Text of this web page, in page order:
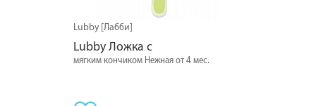
Lubby [Лабби]
Lubby Ложка с
мягким кончиком Нежная от 4 мес.